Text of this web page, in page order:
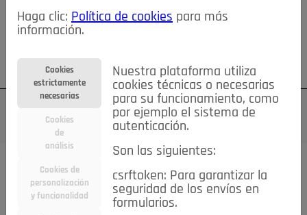
TABLÓN DE ANUNCIOS MIS ANUNCIOS CONTACTO
NOSOTROS
Su cuenta Regístrese ¿Olvidó su contraseña?
Haga clic: Política de cookies para más
información.
Cookies
estrictamente
necesarias
Cookies
de
análisis
Cookies de
personalización
y funcionalidad
Nuestra plataforma utiliza
cookies técnicas o necesarias
para su funcionamiento, como
por ejemplo el sistema de
autenticación.
Son las siguientes:
csrftoken: Para garantizar la
seguridad de los envíos en
formularios.